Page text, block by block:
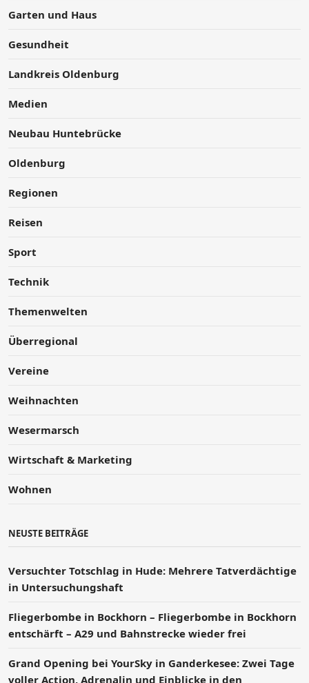
Garten und Haus
Gesundheit
Landkreis Oldenburg
Medien
Neubau Huntebrücke
Oldenburg
Regionen
Reisen
Sport
Technik
Themenwelten
Überregional
Vereine
Weihnachten
Wesermarsch
Wirtschaft & Marketing
Wohnen
NEUSTE BEITRÄGE
Versucht­er Totschlag in Hude: Mehrere Tatverdächtige
in Untersuchungshaft
Fliegerbombe in Bockhorn – Fliegerbombe in Bockhorn
entschärft – A29 und Bahnstrecke wieder frei
Grand Opening bei YourSky in Ganderkesee: Zwei Tage
voller Action, Adrenalin und Einblicke in den